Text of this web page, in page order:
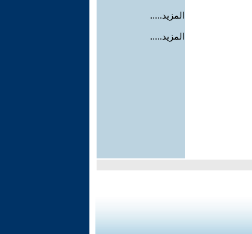
المزيد.....
المزيد.....